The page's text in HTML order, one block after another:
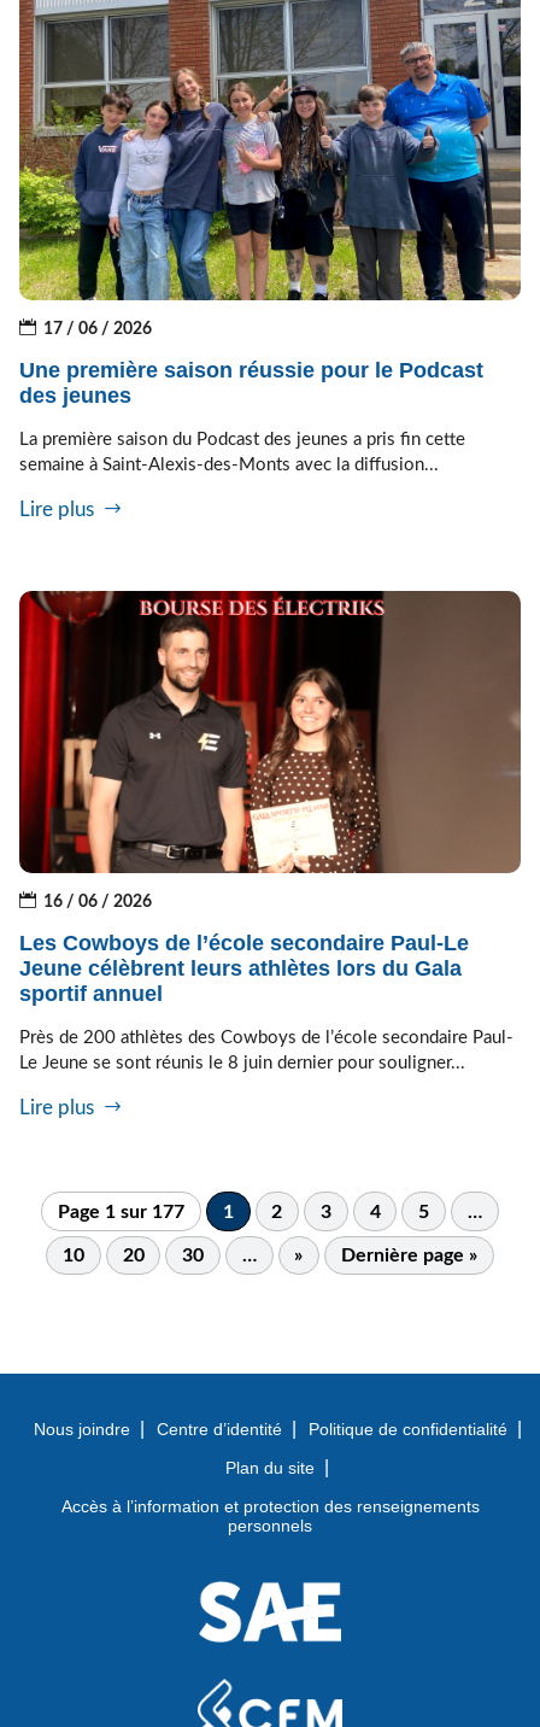
17 / 06 / 2026
Une première saison réussie pour le Podcast
des jeunes
La première saison du Podcast des jeunes a pris fin cette
semaine à Saint-Alexis-des-Monts avec la diffusion...
Lire plus
16 / 06 / 2026
Les Cowboys de l’école secondaire Paul-Le
Jeune célèbrent leurs athlètes lors du Gala
sportif annuel
Près de 200 athlètes des Cowboys de l’école secondaire Paul-
Le Jeune se sont réunis le 8 juin dernier pour souligner...
Lire plus
Page 1 sur 177 1 2 3 4 5 …
10 20 30 … » Dernière page »
Nous joindre Centre d’identité
Politique de confidentialité
Plan du site
Accès à l’information et protection des renseignements
personnels